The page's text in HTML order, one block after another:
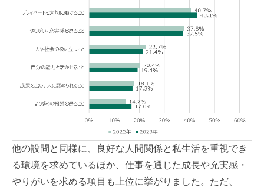
他の設問と同様に、良好な人間関係と私生活を重視でき
る環境を求めているほか、仕事を通じた成長や充実感・
やりがいを求める項目も上位に挙がりました。ただ、